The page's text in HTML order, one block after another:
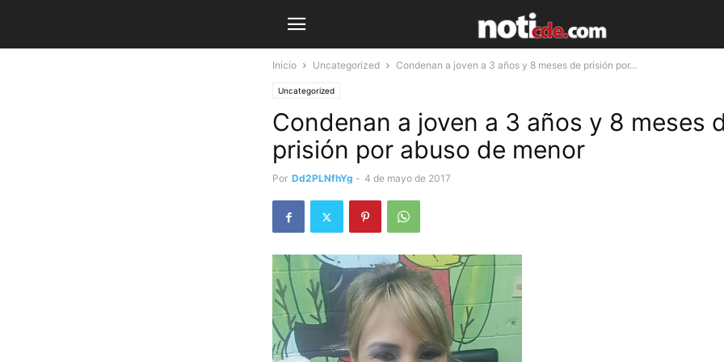
Inicio Uncategorized Condenan a joven a 3 años y 8 meses de prisión por...
Uncategorized
Condenan a joven a 3 años y 8 meses
prisión por abuso de menor
Por Dd2PLNfhYg - 4 de mayo de 2017